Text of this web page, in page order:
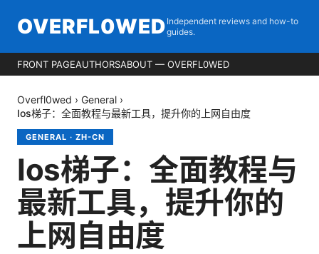
OVERFL0WED Independent reviews and how-to
guides.
FRONT PAGEAUTHORSABOUT — OVERFL0WED
Overfl0wed › General ›
Ios梯子：全面教程与最新工具，提升你的上网自由度
GENERAL · ZH-CN
Ios梯子：全面教程与
最新工具，提升你的
上网自由度